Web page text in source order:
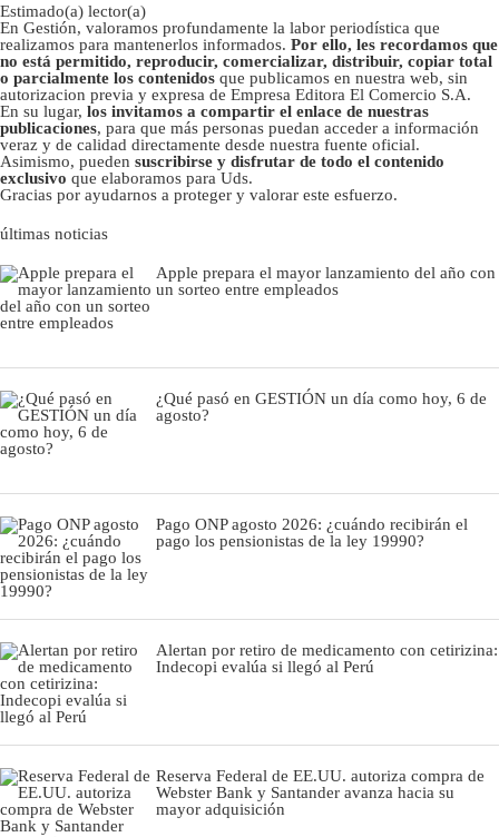
Estimado(a) lector(a)
En Gestión, valoramos profundamente la labor periodística que
realizamos para mantenerlos informados. Por ello, les recordamos que
no está permitido, reproducir, comercializar, distribuir, copiar total
o parcialmente los contenidos que publicamos en nuestra web, sin
autorizacion previa y expresa de Empresa Editora El Comercio S.A.
En su lugar, los invitamos a compartir el enlace de nuestras
publicaciones, para que más personas puedan acceder a información
veraz y de calidad directamente desde nuestra fuente oficial.
Asimismo, pueden suscribirse y disfrutar de todo el contenido
exclusivo que elaboramos para Uds.
Gracias por ayudarnos a proteger y valorar este esfuerzo.
últimas noticias
Apple prepara el mayor lanzamiento del año con
un sorteo entre empleados
¿Qué pasó en GESTIÓN un día como hoy, 6 de
agosto?
Pago ONP agosto 2026: ¿cuándo recibirán el
pago los pensionistas de la ley 19990?
Alertan por retiro de medicamento con cetirizina:
Indecopi evalúa si llegó al Perú
Reserva Federal de EE.UU. autoriza compra de
Webster Bank y Santander avanza hacia su
mayor adquisición